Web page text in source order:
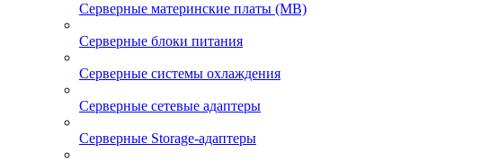
Серверные материнские платы (MB)
Серверные блоки питания
Серверные системы охлаждения
Серверные сетевые адаптеры
Серверные Storage-адаптеры